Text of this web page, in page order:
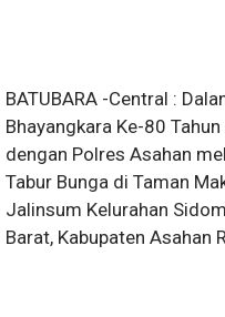
BATUBARA -Central :
Bhayangkara Ke-80
dengan Polres Asahan
Tabur Bunga di Taman
Jalinsum Kelurahan
Barat, Kabupaten Asahan